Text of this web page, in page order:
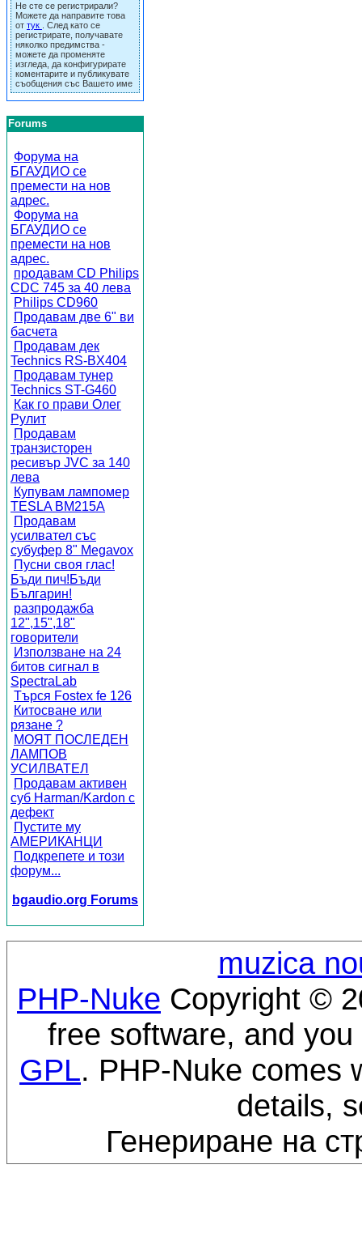
Не сте се регистрирали?
Можете да направите това
от тук
. След като се
регистрирате, получавате
няколко предимства -
можете да променяте
изгледа, да конфигурирате
коментарите и публикувате
съобщения със Вашето име
Forums
Форума на
БГАУДИО се
премести на нов
адрес.
Форума на
БГАУДИО се
премести на нов
адрес.
продавам CD Philips
CDC 745 за 40 лева
Philips CD960
Продавам две 6" ви
басчета
Продавам дек
Technics RS-BX404
Продавам тунер
Technics ST-G460
Как го прави Олег
Рулит
Продавам
транзисторен
ресивър JVC за 140
лева
Купувам лампомер
TESLA BM215A
Продавам
усилвател със
субуфер 8" Megavox
Пусни своя глас!
Бъди пич!Бъди
Българин!
разпродажба
12",15",18"
говорители
Използване на 24
битов сигнал в
SpectraLab
Търся Fostex fe 126
Китосване или
рязане ?
МОЯТ ПОСЛЕДЕН
ЛАМПОВ
УСИЛВАТЕЛ
Продавам активен
суб Harman/Kardon с
дефект
Пустите му
АМЕРИКАНЦИ
Подкрепете и този
форум...
bgaudio.org Forums
muzica
PHP-Nuke Copyright ©
free software, and
GPL. PHP-Nuke comes
details,
Генериране на